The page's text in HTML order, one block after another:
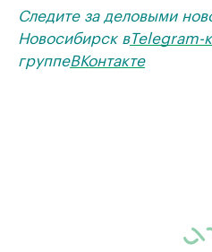
Следите за деловыми
Новосибирск вTelegram-
группеВКонтакте